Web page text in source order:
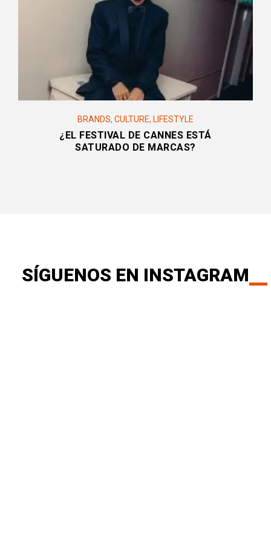
BRANDS, CULTURE, LIFESTYLE
¿EL FESTIVAL DE CANNES ESTÁ
SATURADO DE MARCAS?
SÍGUENOS EN INSTAGRAM